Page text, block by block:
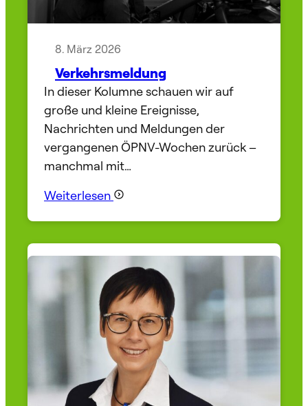
8. März 2026
Verkehrsmeldung
In dieser Kolumne schauen wir auf
große und kleine Ereignisse,
Nachrichten und Meldungen der
vergangenen ÖPNV-Wochen zurück –
manchmal mit…
Weiterlesen